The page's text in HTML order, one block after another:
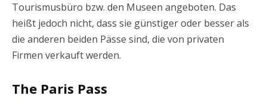
Tourismusbüro bzw. den Museen angeboten. Das
heißt jedoch nicht, dass sie günstiger oder besser als
die anderen beiden Pässe sind, die von privaten
Firmen verkauft werden.
The Paris Pass